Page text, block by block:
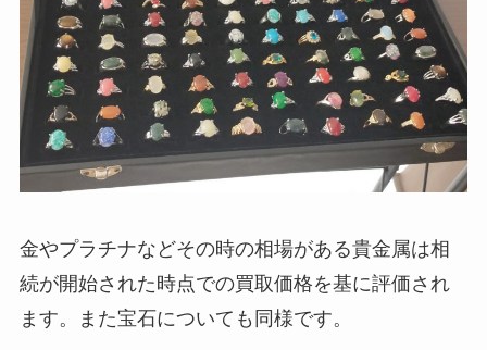
金やプラチナなどその時の相場がある貴金属は相
続が開始された時点での買取価格を基に評価され
ます。また宝石についても同様です。